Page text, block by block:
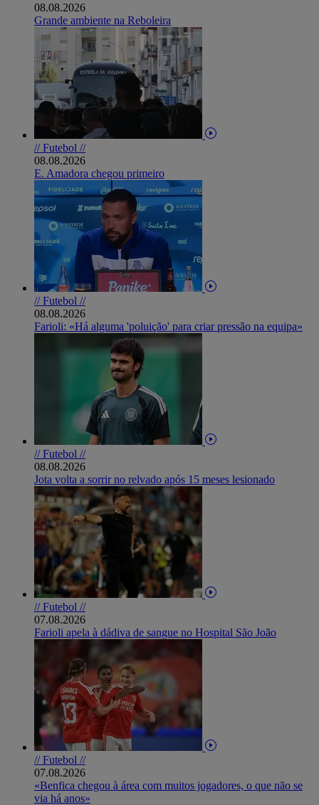
08.08.2026
Grande ambiente na Reboleira
// Futebol //
08.08.2026
E. Amadora chegou primeiro
// Futebol //
08.08.2026
Farioli: «Há alguma 'poluição' para criar pressão na equipa»
// Futebol //
08.08.2026
Jota volta a sorrir no relvado após 15 meses lesionado
// Futebol //
07.08.2026
Farioli apela à dádiva de sangue no Hospital São João
// Futebol //
07.08.2026
«Benfica chegou à área com muitos jogadores, o que não se
via há anos»